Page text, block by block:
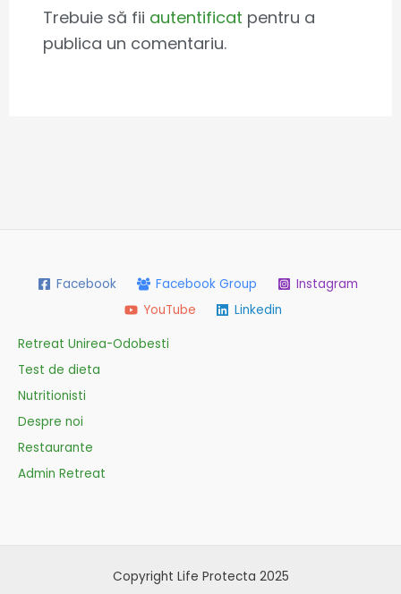
Trebuie să fii autentificat pentru a
publica un comentariu.
Facebook Facebook Group
Instagram
YouTube
Linkedin
Retreat Unirea-Odobesti
Test de dieta
Nutritionisti
Despre noi
Restaurante
Admin Retreat
Copyright Life Protecta 2025